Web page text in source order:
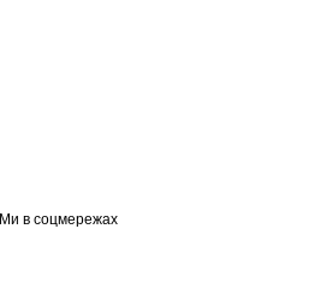
Ми в соцмережах